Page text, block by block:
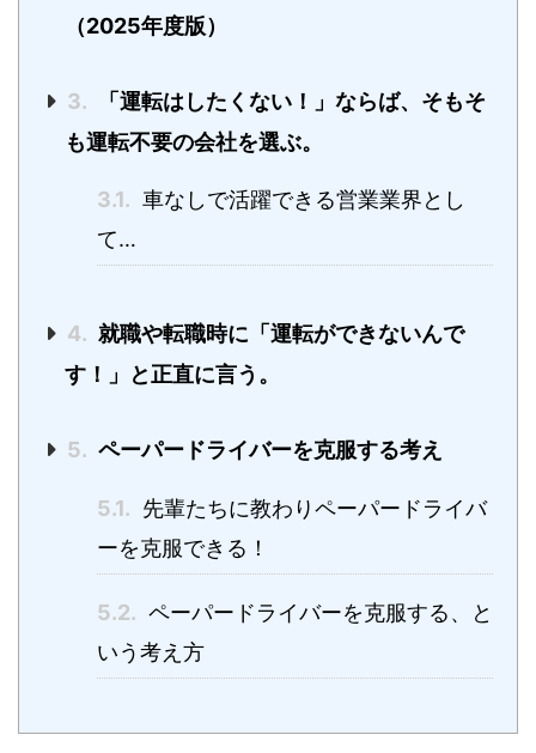
（2025年度版）
3.
「運転はしたくない！」ならば、そもそ
も運転不要の会社を選ぶ。
3.1. 車なしで活躍できる営業業界とし
て…
4. 就職や転職時に「運転ができないんで
す！」と正直に言う。
5. ペーパードライバーを克服する考え
5.1. 先輩たちに教わりペーパードライバ
ーを克服できる！
5.2. ペーパードライバーを克服する、と
いう考え方